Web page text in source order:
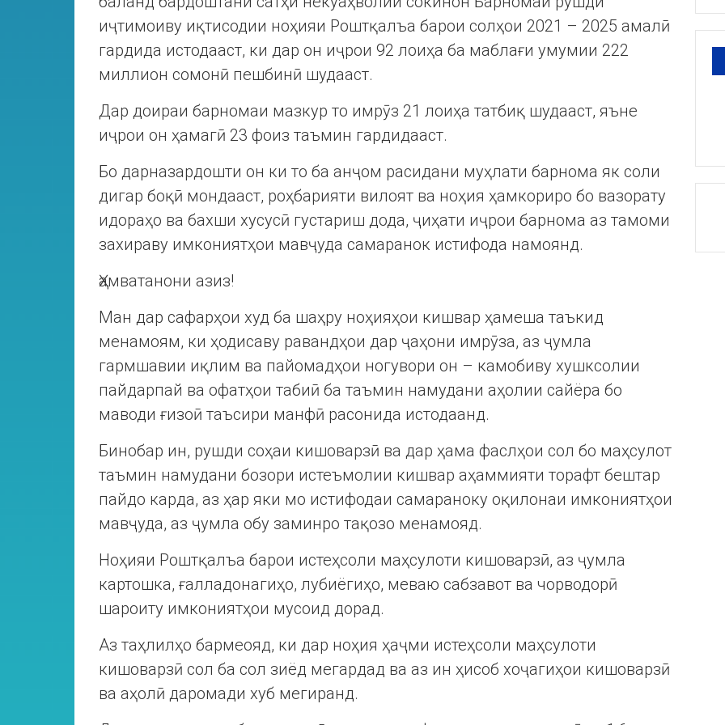
иҷтимоиву иқтисодии ноҳияи Роштқалъа барои солҳои 2021 – 2025 амалӣ
гардида истодааст, ки дар он иҷрои 92 лоиҳа ба маблағи умумии 222
миллион сомонӣ пешбинӣ шудааст.
Дар доираи барномаи мазкур то имрӯз 21 лоиҳа татбиқ шудааст, яъне
иҷрои он ҳамагӣ 23 фоиз таъмин гардидааст.
Бо дарназардошти он ки то ба анҷом расидани муҳлати барнома як соли
дигар боқӣ мондааст, роҳбарияти вилоят ва ноҳия ҳамкориро бо вазорату
идораҳо ва бахши хусусӣ густариш дода, ҷиҳати иҷрои барнома аз тамоми
захираву имкониятҳои мавҷуда самаранок истифода намоянд.
Ҳамватанони азиз!
Ман дар сафарҳои худ ба шаҳру ноҳияҳои кишвар ҳамеша таъкид
менамоям, ки ҳодисаву равандҳои дар ҷаҳони имрӯза, аз ҷумла
гармшавии иқлим ва пайомадҳои ногувори он – камобиву хушксолии
пайдарпай ва офатҳои табиӣ ба таъмин намудани аҳолии сайёра бо
маводи ғизоӣ таъсири манфӣ расонида истодаанд.
Бинобар ин, рушди соҳаи кишоварзӣ ва дар ҳама фаслҳои сол бо маҳсулот
таъмин намудани бозори истеъмолии кишвар аҳаммияти торафт бештар
пайдо карда, аз ҳар яки мо истифодаи самараноку оқилонаи имкониятҳои
мавҷуда, аз ҷумла обу заминро тақозо менамояд.
Ноҳияи Роштқалъа барои истеҳсоли маҳсулоти кишоварзӣ, аз ҷумла
картошка, ғалладонагиҳо, лубиёгиҳо, меваю сабзавот ва чорводорӣ
шароиту имкониятҳои мусоид дорад.
Аз таҳлилҳо бармеояд, ки дар ноҳия ҳаҷми истеҳсоли маҳсулоти
кишоварзӣ сол ба сол зиёд мегардад ва аз ин ҳисоб хоҷагиҳои кишоварзӣ
ва аҳолӣ даромади хуб мегиранд.